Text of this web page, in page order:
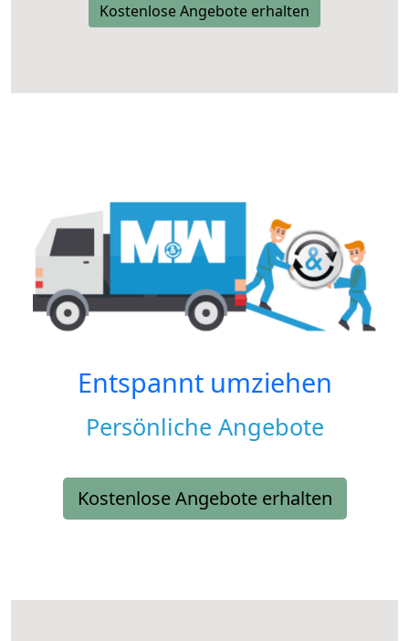
Kostenlose Angebote erhalten
Entspannt umziehen
Persönliche Angebote
Kostenlose Angebote erhalten